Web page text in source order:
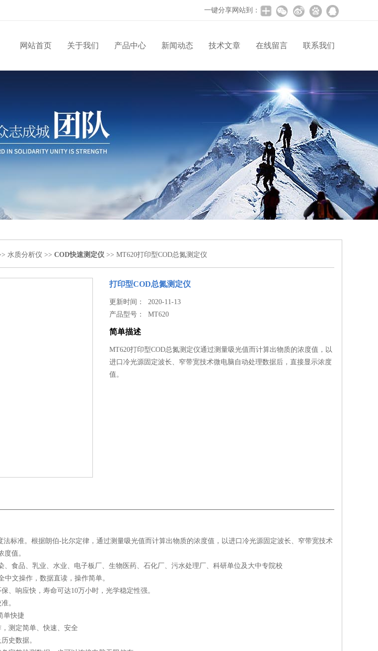
一键分享网站到：
网站首页 关于我们 产品中心 新闻动态 技术文章 在线留言 联系我们
水质分析仪 >> COD快速测定仪 >> MT620打印型COD总氮测定仪
打印型COD总氮测定仪
更新时间： 2020-11-13
产品型号：MT620
简单描述
MT620打印型COD总氮测定仪通过测量吸光值而计算出物质的浓度值，以
进口冷光源固定波长、窄带宽技术微电脑自动处理数据后，直接显示浓度
值。
法标准。根据朗伯-比尔定律，通过测量吸光值而计算出物质的浓度值，以进口冷光源固定波长、窄带宽技术
值。
、食品、乳业、水业、电子板厂、生物医药、石化厂、污水处理厂、科研单位及大中专院校
文操作，数据直读，操作简单。
、响应快，寿命可达10万小时，光学稳定性强。
。
单快捷
测定简单、快速、安全
史数据。